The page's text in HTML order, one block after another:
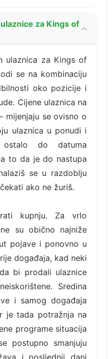
za Kings of
ulaznica za Kings of
se na kombinaciju
oko pozicije i
Cijene ulaznica na
mijenjaju se ovisno o
ulaznica u ponudi i
do datuma
to da je do nastupa
se u razdoblju
ako ne žuriš.
kupnju. Za vrlo
su obično najniže
pojave i ponovno u
događaja, kad neki
bi prodali ulaznice
Sredina
i samog događaja
je tada potražnja na
programe situacija
postupno smanjuju